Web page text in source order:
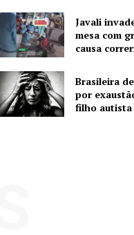
Javali
mesa com
causa
Brasileira
por
filho autista